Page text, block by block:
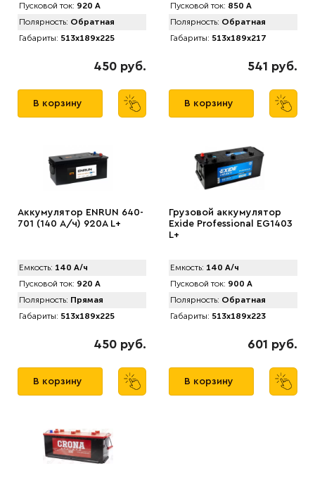
Пусковой ток: 920 А
Полярность: Обратная
Габариты: 513x189x225
450 руб.
В корзину
Пусковой ток: 850 А
Полярность: Обратная
Габариты: 513x189x217
541 руб.
В корзину
Аккумулятор ENRUN 640-
701 (140 А/ч) 920A L+
Емкость: 140 А/ч
Пусковой ток: 920 А
Полярность: Прямая
Габариты: 513x189x225
450 руб.
В корзину
Грузовой аккумулятор
Exide Professional EG1403
L+
Емкость: 140 А/ч
Пусковой ток: 900 А
Полярность: Обратная
Габариты: 513x189x223
601 руб.
В корзину